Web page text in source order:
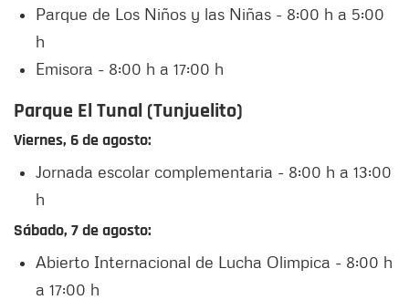
Parque de Los Niños y las Niñas - 8:00 h a 5:00
h
Emisora - 8:00 h a 17:00 h
Parque El Tunal (Tunjuelito)
Viernes, 6 de agosto:
Jornada escolar complementaria - 8:00 h a 13:00
h
Sábado, 7 de agosto:
Abierto Internacional de Lucha Olimpica - 8:00 h
a 17:00 h